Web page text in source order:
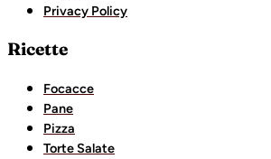
Privacy Policy
Ricette
Focacce
Pane
Pizza
Torte Salate